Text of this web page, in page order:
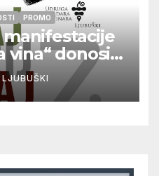
PROMO
manifestacije
vina“ donosi
i